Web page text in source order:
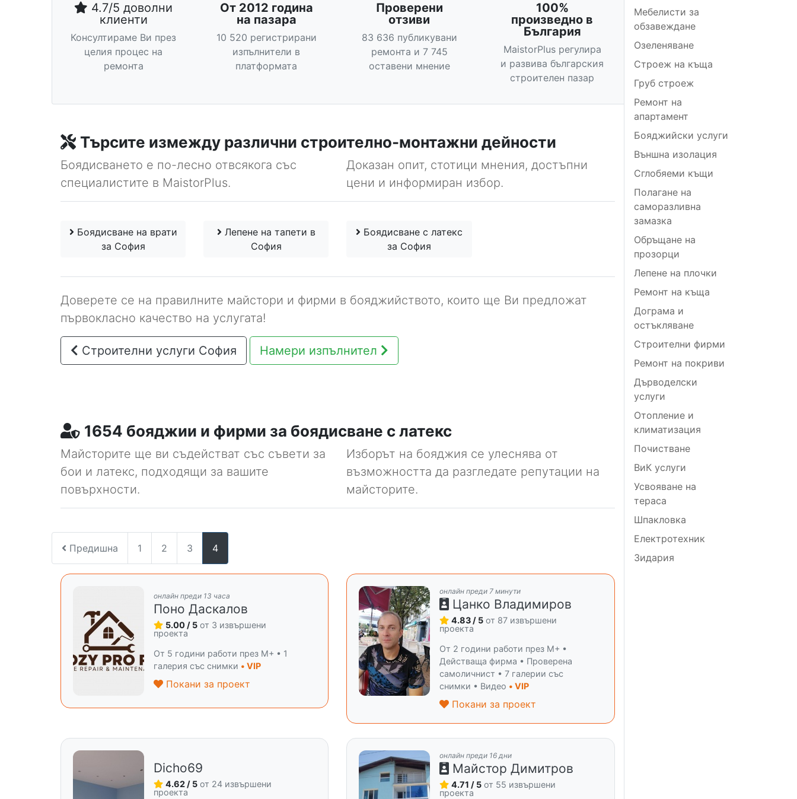
4.7/5 доволни
клиенти
Консултираме Ви през
целия процес на
ремонта
От 2012 година
на пазара
10 520 регистрирани
изпълнители в
платформата
Проверени
отзиви
83 636 публикувани
ремонта и 7 745
оставени мнение
100%
произведно в
България
MaistorPlus регулира
и развива българския
строителен пазар
Търсите измежду различни строително-монтажни дейности
Боядисването е по-лесно отвсякога със
специалистите в MaistorPlus.
Доказан опит, стотици мнения, достъпни
цени и информиран избор.
Боядисване на врати
за София
Лепене на тапети в
София
Боядисване с латекс
за София
Доверете се на правилните майстори и фирми в бояджийството, които ще Ви предложат
първокласно качество на услугата!
Строителни услуги София Намери изпълнител
1654 бояджии и фирми за боядисване с латекс
Майсторите ще ви съдействат със съвети за
бои и латекс, подходящи за вашите
повърхности.
Изборът на бояджия се улеснява от
възможността да разгледате репутации на
майсторите.
Предишна 1 2 3 4
онлайн преди 13 часа
Поно Даскалов
5.00 / 5 от 3 извършени
проекта
От 5 години работи през M+ • 1
галерия със снимки • VIP
Покани за проект
онлайн преди 7 минути
Цанко Владимиров
4.83 / 5 от 87 извършени
проекта
От 2 години работи през M+ •
Действаща фирма • Проверена
самоличнист • 7 галерии със
снимки • Видео • VIP
Покани за проект
Dicho69
4.62 / 5 от 24 извършени
проекта
онлайн преди 16 дни
Майстор Димитров
4.71 / 5 от 55 извършени
проекта
Мебелисти за
обзавеждане
Озеленяване
Строеж на къща
Груб строеж
Ремонт на
апартамент
Бояджийски услуги
Външна изолация
Сглобяеми къщи
Полагане на
саморазливна
замазка
Обръщане на
прозорци
Лепене на плочки
Ремонт на къща
Дограма и
остъкляване
Строителни фирми
Ремонт на покриви
Дърводелски
услуги
Отопление и
климатизация
Почистване
ВиК услуги
Усвояване на
тераса
Шпакловка
Електротехник
Зидария